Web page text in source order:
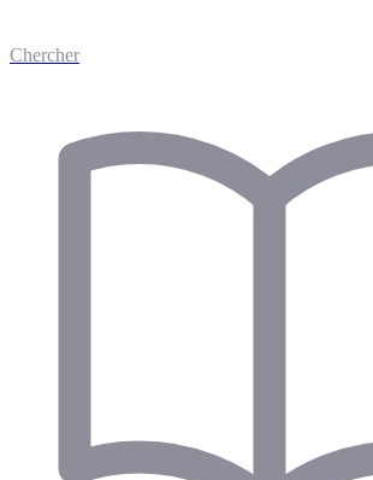
Chercher